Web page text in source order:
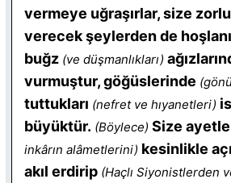
vermeye uğraşırlar, size zorlu
verecek şeylerden de
buğz (ve düşmanlıkları)
vurmuştur, göğüslerinde
tuttukları (nefret ve hıyanetleri)
büyüktür. (Böylece) Size
inkârın alâmetlerini) kesinlikle
akıl erdirip (Haçlı Siyonistlerden